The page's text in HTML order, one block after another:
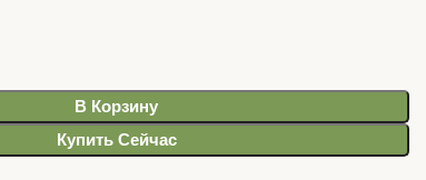
В Корзину
Купить Сейчас